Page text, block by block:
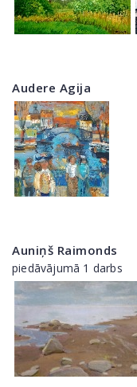
Audere Agija
Auniņš Raimonds
piedāvājumā 1 darbs